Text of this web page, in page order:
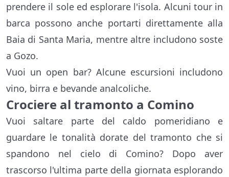
prendere il sole ed esplorare l'isola. Alcuni tour in
barca possono anche portarti direttamente alla
Baia di Santa Maria, mentre altre includono soste
a Gozo.
Vuoi un open bar? Alcune escursioni includono
vino, birra e bevande analcoliche.
Crociere al tramonto a Comino
Vuoi saltare parte del caldo pomeridiano e
guardare le tonalità dorate del tramonto che si
spandono nel cielo di Comino? Dopo aver
trascorso l'ultima parte della giornata esplorando